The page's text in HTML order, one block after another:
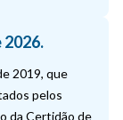
2026.
2019, que
pelos
da Certidão de